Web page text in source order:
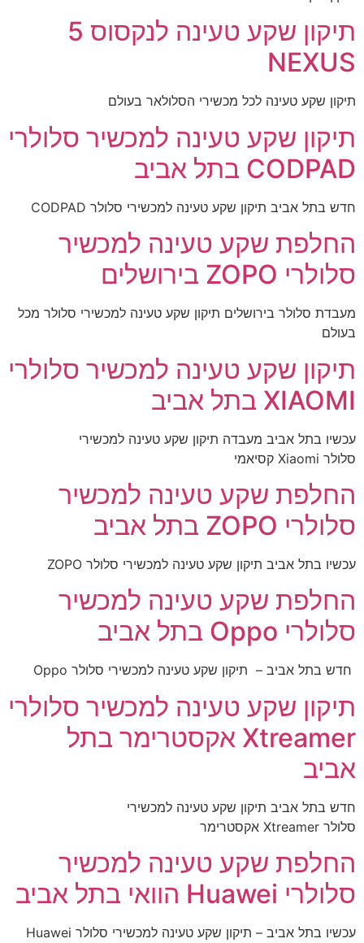
תיקון שקע טעינה לנקסוס 5
NEXUS
תיקון שקע טעינה לכל מכשירי הסלולאר בעולם
תיקון שקע טעינה למכשיר סלולרי
CODPAD בתל אביב
חדש בתל אביב תיקון שקע טעינה למכשירי סלולר CODPAD
החלפת שקע טעינה למכשיר
סלולרי ZOPO בירושלים
מעבדת סלולר בירושלים תיקון שקע טעינה למכשירי סלולר מכל
בעולם
תיקון שקע טעינה למכשיר סלולרי
XIAOMI בתל אביב
עכשיו בתל אביב מעבדה תיקון שקע טעינה למכשירי
סלולר Xiaomi קסיאמי
החלפת שקע טעינה למכשיר
סלולרי ZOPO בתל אביב
עכשיו בתל אביב תיקון שקע טעינה למכשירי סלולר ZOPO
החלפת שקע טעינה למכשיר
סלולרי Oppo בתל אביב
חדש בתל אביב – תיקון שקע טעינה למכשירי סלולר Oppo
תיקון שקע טעינה למכשיר סלולרי
Xtreamer אקסטרימר בתל
אביב
חדש בתל אביב תיקון שקע טעינה למכשירי
סלולר Xtreamer אקסטרימר
החלפת שקע טעינה למכשיר
סלולרי Huawei הוואי בתל אביב
עכשיו בתל אביב – תיקון שקע טעינה למכשירי סלולר Huawei